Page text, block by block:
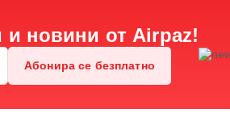
и новини от Airpaz!
Абонира се безплатно